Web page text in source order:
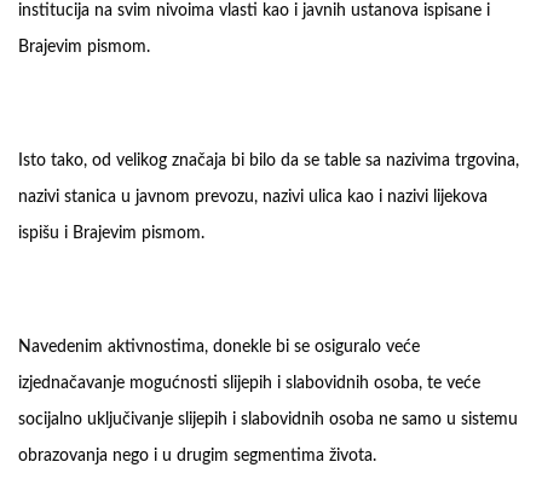
institucija na svim nivoima vlasti kao i javnih ustanova ispisane i
Brajevim pismom.
Isto tako, od velikog značaja bi bilo da se table sa nazivima trgovina,
nazivi stanica u javnom prevozu, nazivi ulica kao i nazivi lijekova
ispišu i Brajevim pismom.
Navedenim aktivnostima, donekle bi se osiguralo veće
izjednačavanje mogućnosti slijepih i slabovidnih osoba, te veće
socijalno uključivanje slijepih i slabovidnih osoba ne samo u sistemu
obrazovanja nego i u drugim segmentima života.